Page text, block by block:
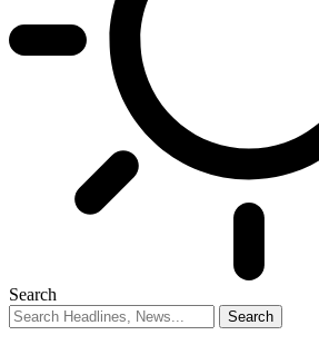
Search